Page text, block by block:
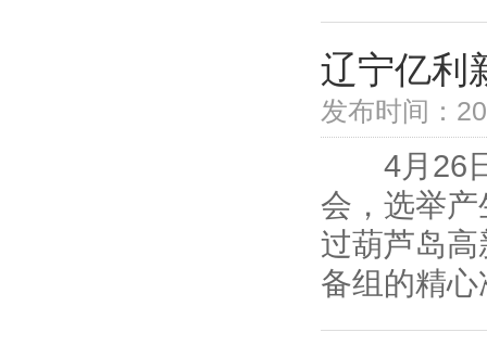
辽宁亿利
发布时间：
4月26日
会，选举
过葫芦岛
备组的精